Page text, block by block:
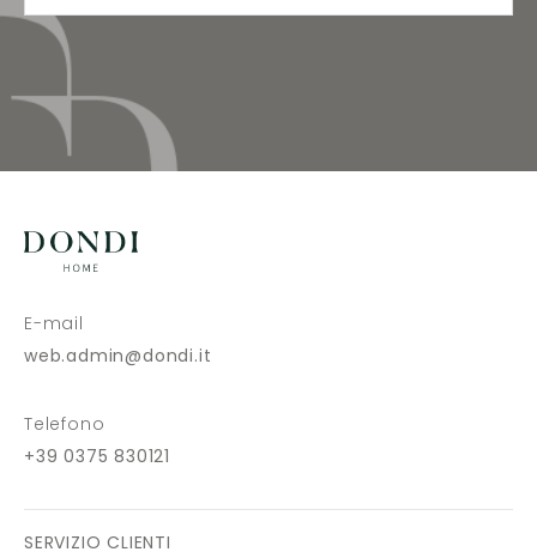
E-mail
web.admin@dondi.it
Telefono
+39 0375 830121
SERVIZIO CLIENTI